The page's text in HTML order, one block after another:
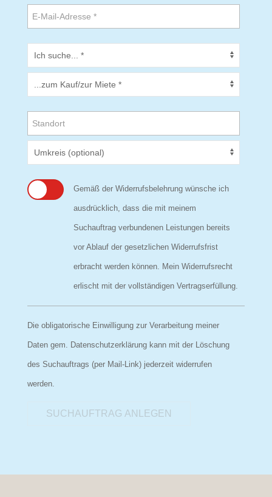
Gemäß der Widerrufsbelehrung wünsche ich
ausdrücklich, dass die mit meinem
Suchauftrag verbundenen Leistungen bereits
vor Ablauf der gesetzlichen Widerrufsfrist
erbracht werden können. Mein Widerrufsrecht
erlischt mit der vollständigen Vertragserfüllung.
Die obligatorische Einwilligung zur Verarbeitung meiner
Daten gem. Datenschutzerklärung kann mit der Löschung
des Suchauftrags (per Mail-Link) jederzeit widerrufen
werden.
SUCHAUFTRAG ANLEGEN